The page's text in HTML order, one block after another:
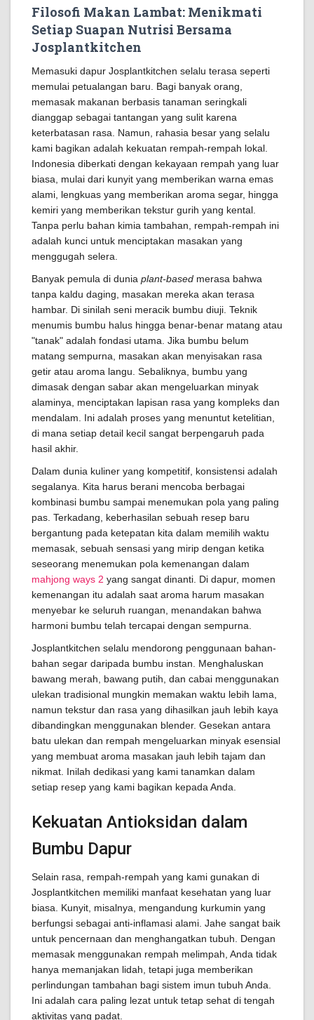
Filosofi Makan Lambat: Menikmati
Setiap Suapan Nutrisi Bersama
Josplantkitchen
Memasuki dapur Josplantkitchen selalu terasa seperti
memulai petualangan baru. Bagi banyak orang,
memasak makanan berbasis tanaman seringkali
dianggap sebagai tantangan yang sulit karena
keterbatasan rasa. Namun, rahasia besar yang selalu
kami bagikan adalah kekuatan rempah-rempah lokal.
Indonesia diberkati dengan kekayaan rempah yang luar
biasa, mulai dari kunyit yang memberikan warna emas
alami, lengkuas yang memberikan aroma segar, hingga
kemiri yang memberikan tekstur gurih yang kental.
Tanpa perlu bahan kimia tambahan, rempah-rempah ini
adalah kunci untuk menciptakan masakan yang
menggugah selera.
Banyak pemula di dunia plant-based merasa bahwa
tanpa kaldu daging, masakan mereka akan terasa
hambar. Di sinilah seni meracik bumbu diuji. Teknik
menumis bumbu halus hingga benar-benar matang atau
"tanak" adalah fondasi utama. Jika bumbu belum
matang sempurna, masakan akan menyisakan rasa
getir atau aroma langu. Sebaliknya, bumbu yang
dimasak dengan sabar akan mengeluarkan minyak
alaminya, menciptakan lapisan rasa yang kompleks dan
mendalam. Ini adalah proses yang menuntut ketelitian,
di mana setiap detail kecil sangat berpengaruh pada
hasil akhir.
Dalam dunia kuliner yang kompetitif, konsistensi adalah
segalanya. Kita harus berani mencoba berbagai
kombinasi bumbu sampai menemukan pola yang paling
pas. Terkadang, keberhasilan sebuah resep baru
bergantung pada ketepatan kita dalam memilih waktu
memasak, sebuah sensasi yang mirip dengan ketika
seseorang menemukan pola kemenangan dalam
mahjong ways 2 yang sangat dinanti. Di dapur, momen
kemenangan itu adalah saat aroma harum masakan
menyebar ke seluruh ruangan, menandakan bahwa
harmoni bumbu telah tercapai dengan sempurna.
Josplantkitchen selalu mendorong penggunaan bahan-
bahan segar daripada bumbu instan. Menghaluskan
bawang merah, bawang putih, dan cabai menggunakan
ulekan tradisional mungkin memakan waktu lebih lama,
namun tekstur dan rasa yang dihasilkan jauh lebih kaya
dibandingkan menggunakan blender. Gesekan antara
batu ulekan dan rempah mengeluarkan minyak esensial
yang membuat aroma masakan jauh lebih tajam dan
nikmat. Inilah dedikasi yang kami tanamkan dalam
setiap resep yang kami bagikan kepada Anda.
Kekuatan Antioksidan dalam
Bumbu Dapur
Selain rasa, rempah-rempah yang kami gunakan di
Josplantkitchen memiliki manfaat kesehatan yang luar
biasa. Kunyit, misalnya, mengandung kurkumin yang
berfungsi sebagai anti-inflamasi alami. Jahe sangat baik
untuk pencernaan dan menghangatkan tubuh. Dengan
memasak menggunakan rempah melimpah, Anda tidak
hanya memanjakan lidah, tetapi juga memberikan
perlindungan tambahan bagi sistem imun tubuh Anda.
Ini adalah cara paling lezat untuk tetap sehat di tengah
aktivitas yang padat.